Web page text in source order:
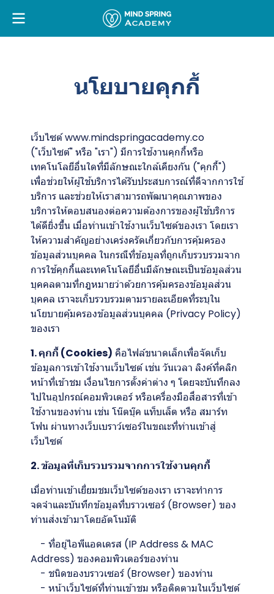
นโยบายคุกกี้
เว็บไซต์ www.mindspringacademy.co
("เว็บไซต์" หรือ "เรา") มีการใช้งานคุกกี้หรือ
เทคโนโลยีอื่นใดที่มีลักษณะใกล้เคียงกัน ("คุกกี้")
เพื่อช่วยให้ผู้ใช้บริการได้รับประสบการณ์ที่ดีจากการใช้
บริการ และช่วยให้เราสามารถพัฒนาคุณภาพของ
บริการให้ตอบสนองต่อความต้องการของผู้ใช้บริการ
ได้ดียิ่งขึ้น เมื่อท่านเข้าใช้งานเว็บไซต์ของเรา โดยเรา
ให้ความสำคัญอย่างเคร่งครัดเกี่ยวกับการคุ้มครอง
ข้อมูลส่วนบุคคล ในกรณีที่ข้อมูลที่ถูกเก็บรวบรวมจาก
การใช้คุกกี้และเทคโนโลยีอื่นมีลักษณะเป็นข้อมูลส่วน
บุคคลตามที่กฎหมายว่าด้วยการคุ้มครองข้อมูลส่วน
บุคคล เราจะเก็บรวบรวมตามรายละเอียดที่ระบุใน
นโยบายคุ้มครองข้อมูลส่วนบุคคล (Privacy Policy)
ของเรา
1. คุกกี้ (Cookies) คือไฟล์ขนาดเล็กเพื่อจัดเก็บ
ข้อมูลการเข้าใช้งานเว็บไซต์ เช่น วันเวลา ลิงค์ที่คลิก
หน้าที่เข้าชม เงื่อนไขการตั้งค่าต่าง ๆ โดยจะบันทึกลง
ไปในอุปกรณ์คอมพิวเตอร์ หรือเครื่องมือสื่อสารที่เข้า
ใช้งานของท่าน เช่น โน๊ตบุ๊ค แท็บเล็ต หรือ สมาร์ท
โฟน ผ่านทางเว็บเบราว์เซอร์ในขณะที่ท่านเข้าสู่
เว็บไซต์
2. ข้อมูลที่เก็บรวบรวมจากการใช้งานคุกกี้
เมื่อท่านเข้าเยี่ยมชมเว็บไซต์ของเรา เราจะทำการ
จดจำและบันทึกข้อมูลที่บราวเซอร์ (Browser) ของ
ท่านส่งเข้ามาโดยอัตโนมัติ
- ที่อยู่ไอพีแอดเดรส (IP Address & MAC
Address) ของคอมพิวเตอร์ของท่าน
- ชนิดของบราวเซอร์ (Browser) ของท่าน
- หน้าเว็บไซต์ที่ท่านเข้าชม หรือติดตามในเว็บไซต์